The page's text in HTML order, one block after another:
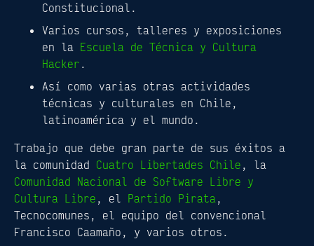
Constitucional.
Varios cursos, talleres y exposiciones
en la Escuela de Técnica y Cultura
Hacker .
Así como varias otras actividades
técnicas y culturales en Chile,
latinoamérica y el mundo.
Trabajo que debe gran parte de sus éxitos a
la comunidad Cuatro Libertades Chile , la
Comunidad Nacional de Software Libre y
Cultura Libre , el Partido Pirata,
Tecnocomunes, el equipo del convencional
Francisco Caamaño, y varios otros.